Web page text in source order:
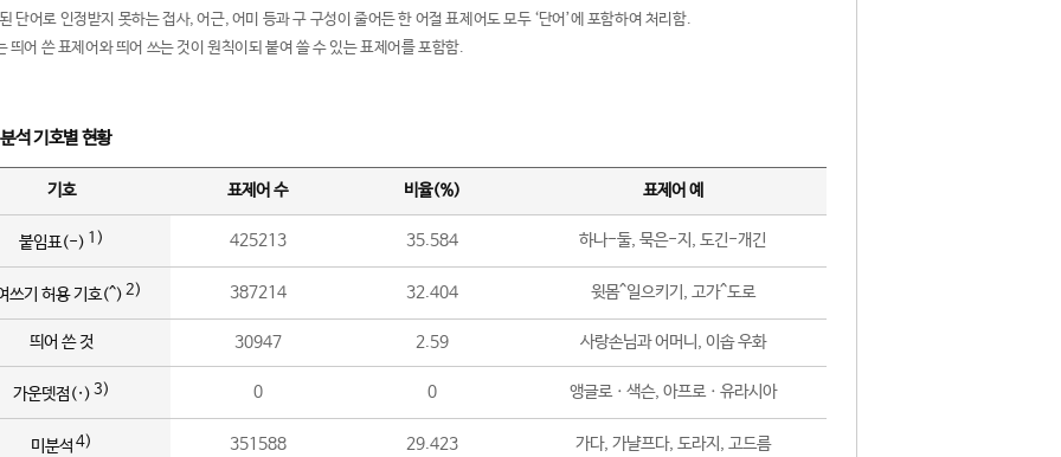
단어로 인정받지 못하는 접사, 어근, 어미 등과 구 구성이 줄어든 한 어절 표제어도 모두 ‘단어’에 포함하여 처리함.
띄어 쓴 표제어와 띄어 쓰는 것이 원칙이되 붙여 쓸 수 있는 표제어를 포함함.
석 기호별 현황
기호 표제어 수 비율(%) 표제어 예
붙임표(-) 1) 425213 35.584 하나-둘, 묵은-지, 도긴-개긴
쓰기 허용 기호(^) 2) 387214 32.404 윗몸^일으키기, 고가^도로
띄어 쓴 것 30947 2.59 사랑손님과 어머니, 이솝 우화
가운뎃점(·) 3) 0 0 앵글로ㆍ색슨, 아프로ㆍ유라시아
미분석 4) 351588 29.423 가다, 가냘프다, 도라지, 고드름